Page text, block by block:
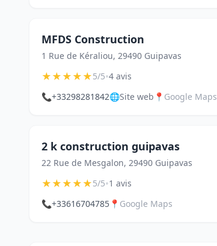
MFDS Construction
1 Rue de Kéraliou, 29490 Guipavas
★★★★★5/5•4 avis
📞+33298281842🌐Site web 📍 Google Maps
2 k construction guipavas
22 Rue de Mesgalon, 29490 Guipavas
★★★★★5/5•1 avis
📞+33616704785 📍 Google Maps